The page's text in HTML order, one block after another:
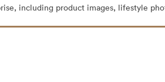
including product images, lifestyle